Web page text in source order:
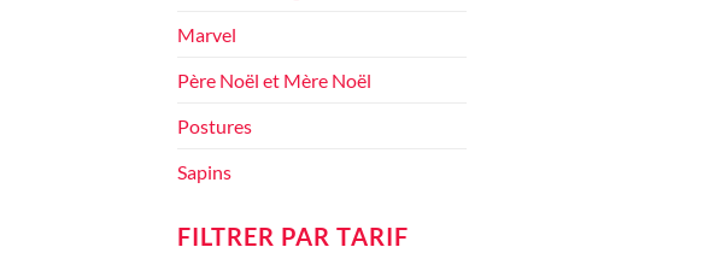
Marvel
Père Noël et Mère Noël
Postures
Sapins
FILTRER PAR TARIF